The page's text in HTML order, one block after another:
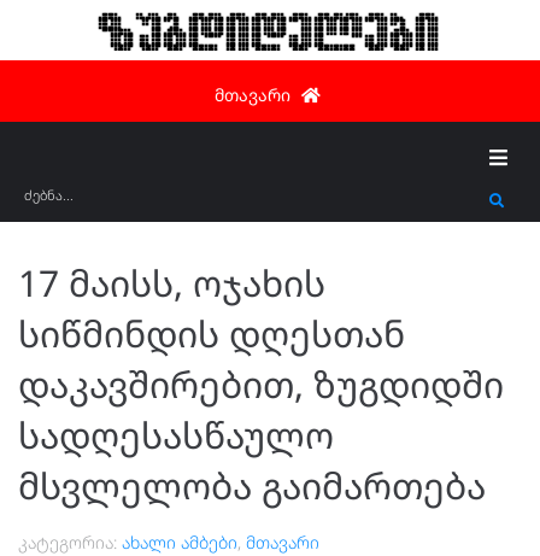
ზუგდიდელები
მთავარი
17 მაისს, ოჯახის
სიწმინდის დღესთან
დაკავშირებით, ზუგდიდში
სადღესასწაულო
მსვლელობა გაიმართება
კატეგორია: ახალი ამბები, მთავარი